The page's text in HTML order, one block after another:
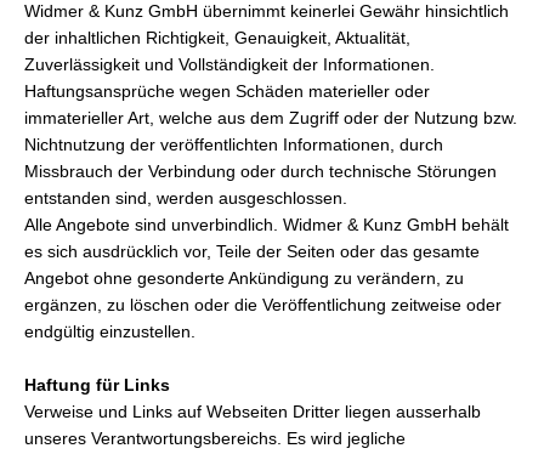
Widmer & Kunz GmbH übernimmt keinerlei Gewähr hinsichtlich
der inhaltlichen Richtigkeit, Genauigkeit, Aktualität,
Zuverlässigkeit und Vollständigkeit der Informationen.
Haftungsansprüche wegen Schäden materieller oder
immaterieller Art, welche aus dem Zugriff oder der Nutzung bzw.
Nichtnutzung der veröffentlichten Informationen, durch
Missbrauch der Verbindung oder durch technische Störungen
entstanden sind, werden ausgeschlossen.
Alle Angebote sind unverbindlich. Widmer & Kunz GmbH behält
es sich ausdrücklich vor, Teile der Seiten oder das gesamte
Angebot ohne gesonderte Ankündigung zu verändern, zu
ergänzen, zu löschen oder die Veröffentlichung zeitweise oder
endgültig einzustellen.
Haftung für Links
Verweise und Links auf Webseiten Dritter liegen ausserhalb
unseres Verantwortungsbereichs. Es wird jegliche